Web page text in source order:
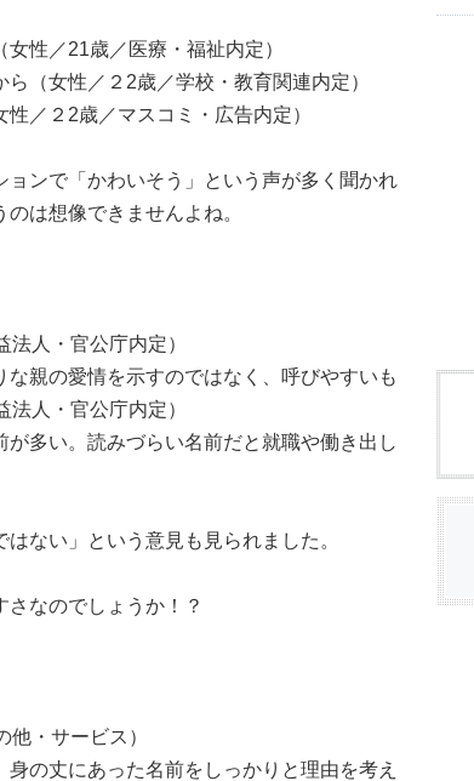
性／21歳／医療・福祉内定）
（女性／２2歳／学校・教育関連内定）
／２2歳／マスコミ・広告内定）
ンで「かわいそう」という声が多く聞かれ
は想像できませんよね。
人・官公庁内定）
親の愛情を示すのではなく、呼びやすいも
人・官公庁内定）
多い。読みづらい名前だと就職や働き出し
ない」という意見も見られました。
なのでしょうか！？
・サービス）
の丈にあった名前をしっかりと理由を考え